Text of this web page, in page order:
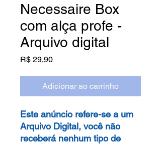
Necessaire Box
com alça profe -
Arquivo digital
R$ 29,90Preço
Adicionar ao carrinho
Este anúncio refere-se a um
Arquivo Digital, você não
receberá nenhum tipo de